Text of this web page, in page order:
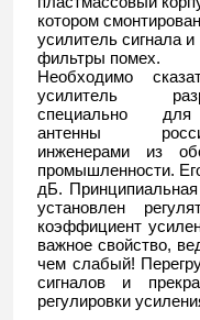
котором смонтирован
усилитель сигнала и
фильтры помех.
Необходимо
усилитель
специально
антенны
инженерами из
промышленности.
дБ.
установлен
коэффициент
важное свойство,
чем слабый!
сигналов и
регулировки